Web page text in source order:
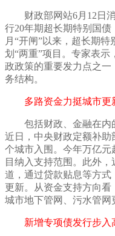
财政部网站6月12日
行20年期超长期特别国
月“开闸”以来，超长期
划“两重”项目。专家表
政政策的重要发力点之
务结构。
多路资金力挺城市更
包括财政、金融在内
近日，中央财政定额补
个城市入围。今年万亿
目纳入支持范围。此外
道，通过贷款贴息等方
更新。从资金支持方向看
城市地下管网、污水管网
新增专项债发行步入